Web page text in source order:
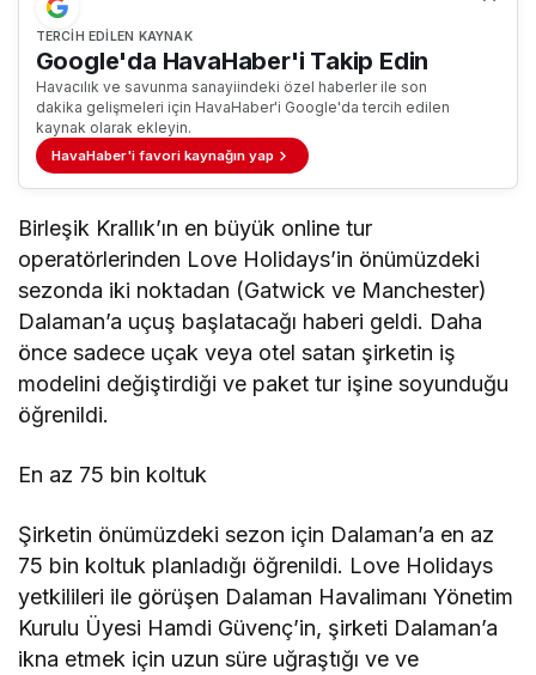
TERCIH EDILEN KAYNAK
Google'da HavaHaber'i Takip Edin
Havacılık ve savunma sanayiindeki özel haberler ile son
dakika gelişmeleri için HavaHaber'i Google'da tercih edilen
kaynak olarak ekleyin.
HavaHaber'i favori kaynağın yap
Birleşik Krallık’ın en büyük online tur
operatörlerinden Love Holidays’in önümüzdeki
sezonda iki noktadan (Gatwick ve Manchester)
Dalaman’a uçuş başlatacağı haberi geldi. Daha
önce sadece uçak veya otel satan şirketin iş
modelini değiştirdiği ve paket tur işine soyunduğu
öğrenildi.
En az 75 bin koltuk
Şirketin önümüzdeki sezon için Dalaman’a en az
75 bin koltuk planladığı öğrenildi. Love Holidays
yetkilileri ile görüşen Dalaman Havalimanı Yönetim
Kurulu Üyesi Hamdi Güvenç’in, şirketi Dalaman’a
ikna etmek için uzun süre uğraştığı ve ve